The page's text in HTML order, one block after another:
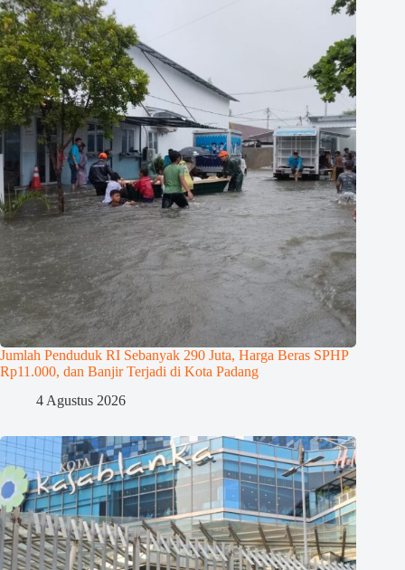
Jumlah Penduduk RI Sebanyak 290 Juta, Harga Beras SPHP
Rp11.000, dan Banjir Terjadi di Kota Padang
4 Agustus 2026